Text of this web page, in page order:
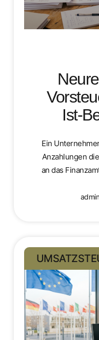
Ist-
Ein
Anzahlungen
an das